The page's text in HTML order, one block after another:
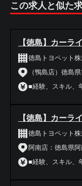
この求人と似た
【徳島】カーラ
徳島トヨペット
（鴨島店）徳島
■経験、スキル、
【徳島】カーラ
徳島トヨペット
阿南店：徳島県
■経験、スキル、